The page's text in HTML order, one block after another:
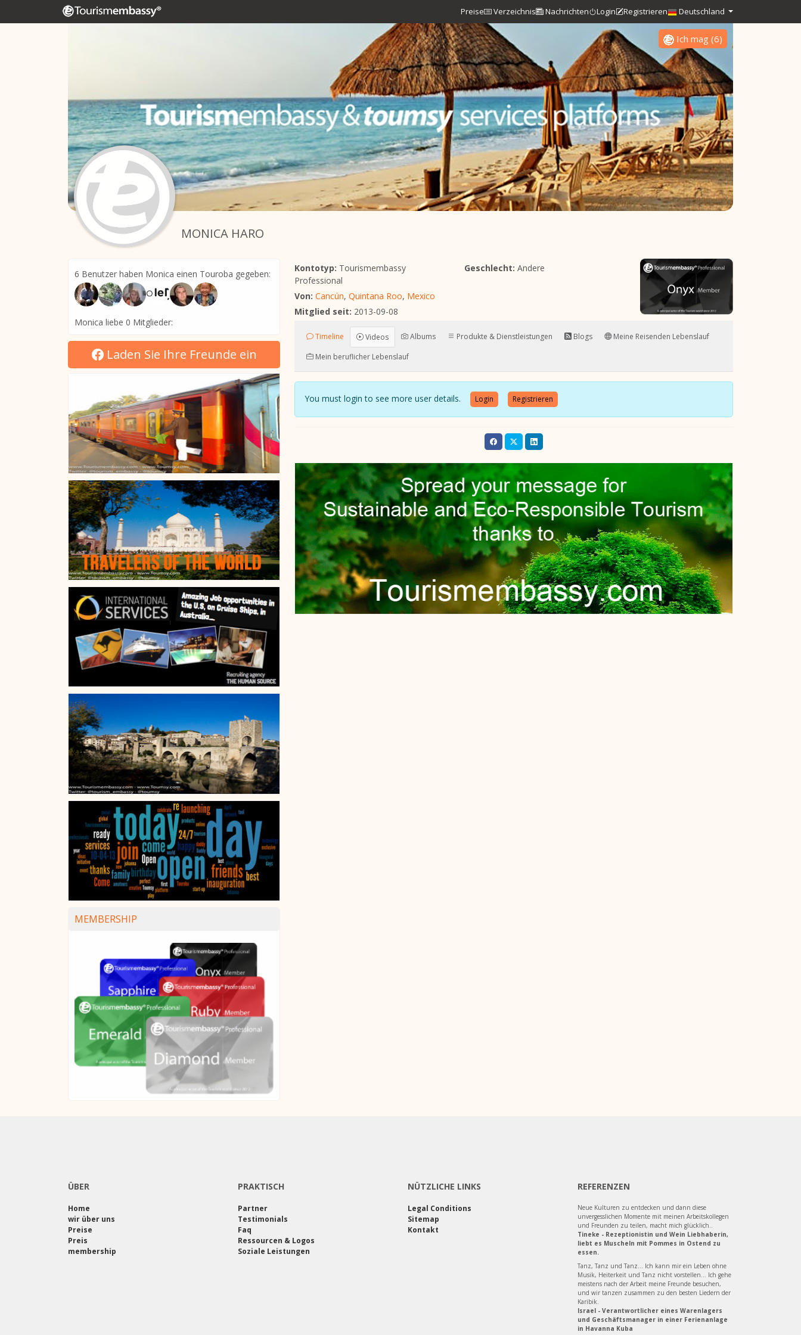
Preise Verzeichnis Nachrichten Login Registrieren Deutschland
MONICA HARO
Ich mag (6)
6 Benutzer haben Monica einen Touroba gegeben:
Monica liebe 0 Mitglieder:
Laden Sie Ihre Freunde ein
MEMBERSHIP
Kontotyp: Tourismembassy
Professional
Von: Cancún, Quintana Roo, Mexico
Mitglied seit: 2013-09-08
Geschlecht: Andere
Timeline Videos Albums Produkte & Dienstleistungen Blogs
Meine Reisenden Lebenslauf
Mein beruflicher Lebenslauf
You must login to see more user details. Login Registrieren
ÜBER
Home
wir über uns
Preise
Preis
membership
PRAKTISCH
Partner
Testimonials
Faq
Ressourcen & Logos
Soziale Leistungen
NÜTZLICHE LINKS
Legal Conditions
Sitemap
Kontakt
REFERENZEN
Neue Kulturen zu entdecken und dann diese
unvergesslichen Momente mit meinen Arbeitskollegen
und Freunden zu teilen, macht mich glücklich..
Tineke - Rezeptionistin und Wein Liebhaberin,
liebt es Muscheln mit Pommes in Ostend zu
essen.
Tanz, Tanz und Tanz... Ich kann mir ein Leben ohne
Musik, Heiterkeit und Tanz nicht vorstellen... Ich gehe
meistens nach der Arbeit meine Freunde besuchen,
und wir tanzen zusammen zu den besten Liedern der
Karibik.
Israel - Verantwortlicher eines Warenlagers
und Geschäftsmanager in einer Ferienanlage
in Havanna Kuba